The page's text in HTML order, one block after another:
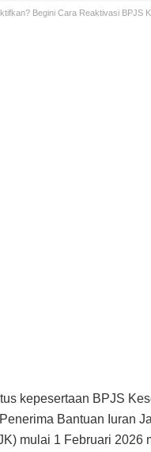
Begini Cara Reaktivasi BPJS
kepesertaan BPJS
Bantuan Iuran
mulai 1 Februari 2026